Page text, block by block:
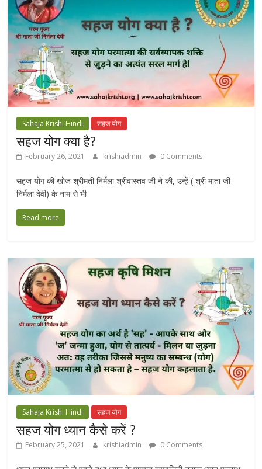
Sahaja Krishi Hindi सहज योग
सहज योग क्या है?
February 26, 2021 krishiadmin 0 Comments
सहज योग की खोज श्रीमती निर्मला श्रीवास्तव जी ने की, उन्हें ( श्री माता जी
निर्मला देवी) के नाम से भी
Read more
Sahaja Krishi Hindi सहज योग
सहज योग ध्यान कैसे करें ?
February 25, 2021 krishiadmin 0 Comments